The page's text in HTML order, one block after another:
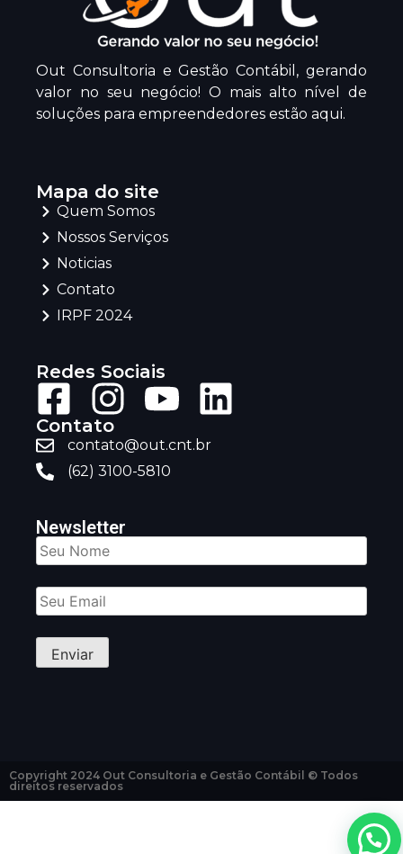
Out Consultoria e Gestão Contábil, gerando
valor no seu negócio! O mais alto nível de
soluções para empreendedores estão aqui.
Mapa do site
Quem Somos
Nossos Serviços
Noticias
Contato
IRPF 2024
Redes Sociais
Contato
contato@out.cnt.br
(62) 3100-5810
Newsletter
Copyright 2024 Out Consultoria e Gestão Contábil © Todos
direitos reservados